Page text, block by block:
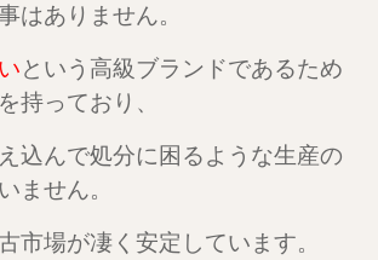
はありません。
という高級ブランドであるため
持っており、
込んで処分に困るような生産の
ません。
市場が凄く安定しています。